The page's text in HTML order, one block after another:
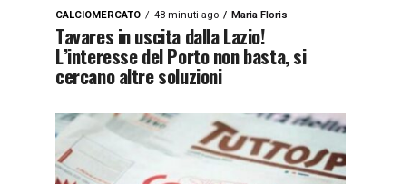
CALCIOMERCATO 48 minuti ago Maria Floris
Tavares in uscita dalla Lazio!
L’interesse del Porto non basta, si
cercano altre soluzioni